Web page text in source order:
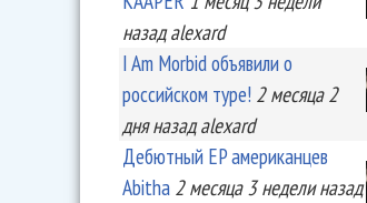
назад alexard
I Am Morbid объявили о
российском туре! 2 месяца 2
дняназад alexard
Дебютный EP американцев
Abitha 2 месяца 3 неделиназад